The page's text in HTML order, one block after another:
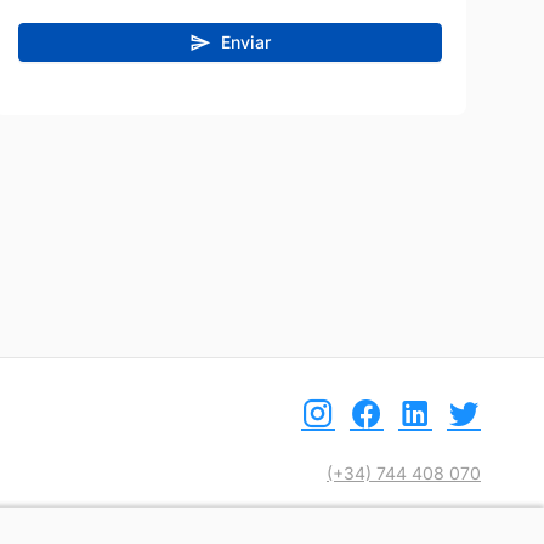
Enviar
(+34) 744 408 070
info@motoreto.com